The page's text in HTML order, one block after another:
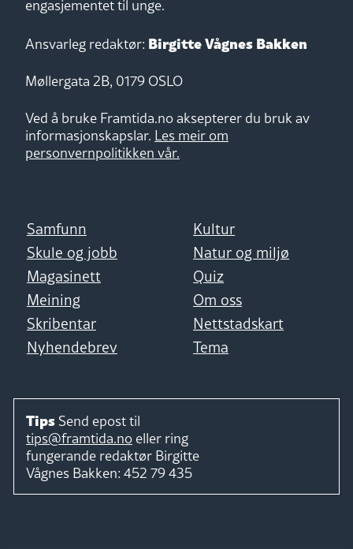
engasjementet til unge.
Ansvarleg redaktør: Birgitte Vågnes Bakken
Møllergata 2B, 0179 OSLO
Ved å bruke Framtida.no aksepterer du bruk av
informasjonskapslar. Les meir om
personvernpolitikken vår.
Samfunn
Kultur
Skule og jobb
Natur og miljø
Magasinett
Quiz
Meining
Om oss
Skribentar
Nettstadskart
Nyhendebrev
Tema
Tips Send epost til
tips@framtida.no eller ring
fungerande redaktør Birgitte
Vågnes Bakken: 452 79 435